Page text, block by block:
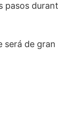
pasos
será de gran